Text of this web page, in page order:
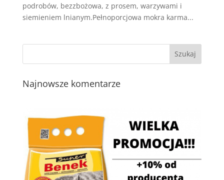
podrobów, bezzbożowa, z prosem, warzywami i
siemieniem lnianym.Pełnoporcjowa mokra karma...
Najnowsze komentarze